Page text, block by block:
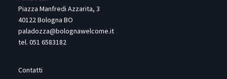
Piazza Manfredi Azzarita, 3
40122 Bologna BO
paladozza@bolognawelcome.it
tel. 051 6583182
Contatti